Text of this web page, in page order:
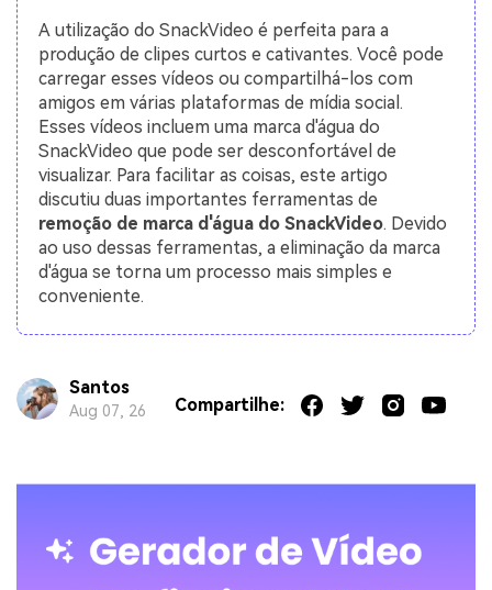
A utilização do SnackVideo é perfeita para a
produção de clipes curtos e cativantes. Você pode
carregar esses vídeos ou compartilhá-los com
amigos em várias plataformas de mídia social.
Esses vídeos incluem uma marca d'água do
SnackVideo que pode ser desconfortável de
visualizar. Para facilitar as coisas, este artigo
discutiu duas importantes ferramentas de
remoção de marca d'água do SnackVideo. Devido
ao uso dessas ferramentas, a eliminação da marca
d'água se torna um processo mais simples e
conveniente.
Santos
Aug 07, 26 Compartilhe: